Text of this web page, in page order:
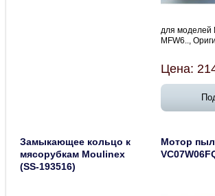
для моделей
MFW6..,
Цена:
Замыкающее кольцо к
мясорубкам Moulinex
(SS-193516)
Мотор